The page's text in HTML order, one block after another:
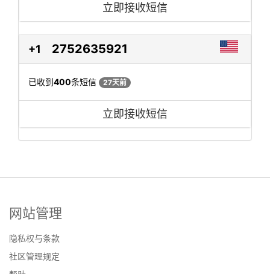
立即接收短信
+1 2752635921
已收到400条短信 27天前
立即接收短信
网站管理
隐私权与条款
社区管理规定